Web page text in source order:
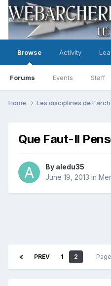
Browse
Forums Events Staff
Activity
Home Les disciplines de
Que Faut-Il
By aledu35
June 19, 2013 in
PREV 1 2